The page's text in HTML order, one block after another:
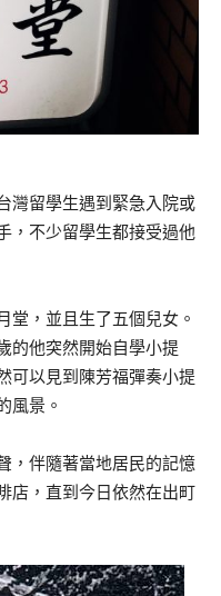
灣留學生遇到緊急入院或
，不少留學生都接受過他
堂，並且生了五個兒女。
的他突然開始自學小提
可以見到陳芳福彈奏小提
風景。
，伴隨著當地居民的記憶
店，直到今日依然在出町